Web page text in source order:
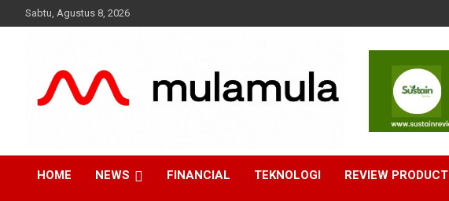
to
Sabtu, Agustus 8, 2026
MulaMula
Medianya para Gen Z
HOME
NEWS FINANCIAL TEKNOLOGI REVIEW PRODUCT